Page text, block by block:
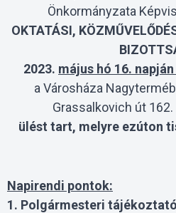
Önkormányzata
OKTATÁSI,
2023. május hó 16.
a Városháza
Grassalkovich út
ülést tart, melyre ezúton
Napirendi pontok:
1. Polgármesteri